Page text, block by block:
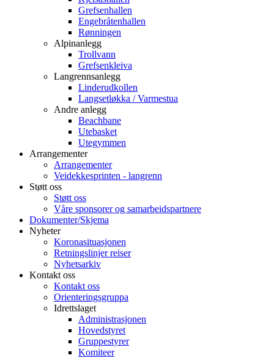
Grefsenhallen
Engebråtenhallen
Rønningen
Alpinanlegg
Trollvann
Grefsenkleiva
Langrennsanlegg
Linderudkollen
Langsetløkka / Varmestua
Andre anlegg
Beachbane
Utebasket
Utegymmen
Arrangementer
Arrangementer
Veidekkesprinten - langrenn
Støtt oss
Støtt oss
Våre sponsorer og samarbeidspartnere
Dokumenter/Skjema
Nyheter
Koronasituasjonen
Retningslinjer reiser
Nyhetsarkiv
Kontakt oss
Kontakt oss
Orienteringsgruppa
Idrettslaget
Administrasjonen
Hovedstyret
Gruppestyrer
Komiteer